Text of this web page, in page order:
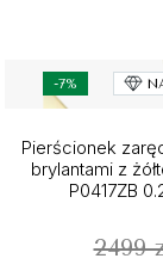
-7%
Pierścionek
brylantami z
P0417ZB
2499